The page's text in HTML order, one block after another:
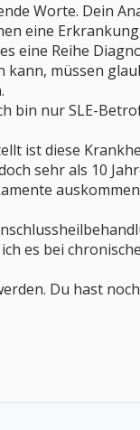
Worte. Dein
eine
eine Reihe
müssen
bin nur SLE-
ist diese
sehr als 10
es bei
Du hast